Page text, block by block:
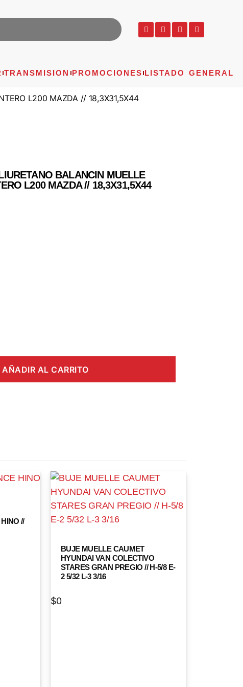
TRANSMISION PROMOCIONES LISTADO GENERAL
L200 MAZDA // 18,3X31,5X44
BALANCIN MUELLE
L200 MAZDA // 18,3X31,5X44
AÑADIR AL CARRITO
//
BUJE MUELLE CAUMET
HYUNDAI VAN COLECTIVO
STARES GRAN PREGIO // H-5/8 E-
2 5/32 L-3 3/16
$0